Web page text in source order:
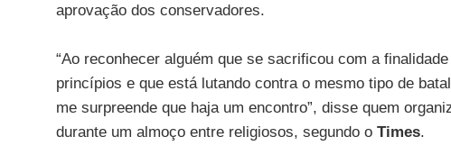
aprovação dos conservadores.
“Ao reconhecer alguém que se sacrificou com a
princípios e que está lutando contra o mesmo tipo de
me surpreende que haja um encontro”, disse quem
durante um almoço entre religiosos, segundo o Times.